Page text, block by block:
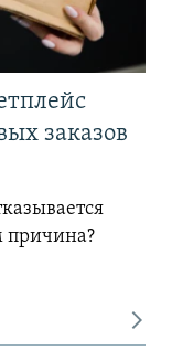
заказов
причина?